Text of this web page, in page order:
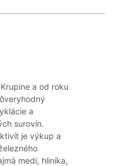
a od roku
a
surovín.
je výkup a
medi, hliníka,